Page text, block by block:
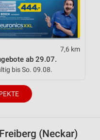
7,6 km
ab 29.07.
bis So. 09.08.
(Neckar)